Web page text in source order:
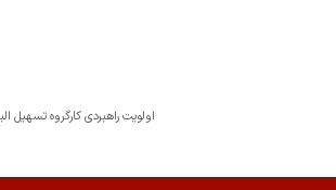
اولویت راهبردی کارگروه تسهیل